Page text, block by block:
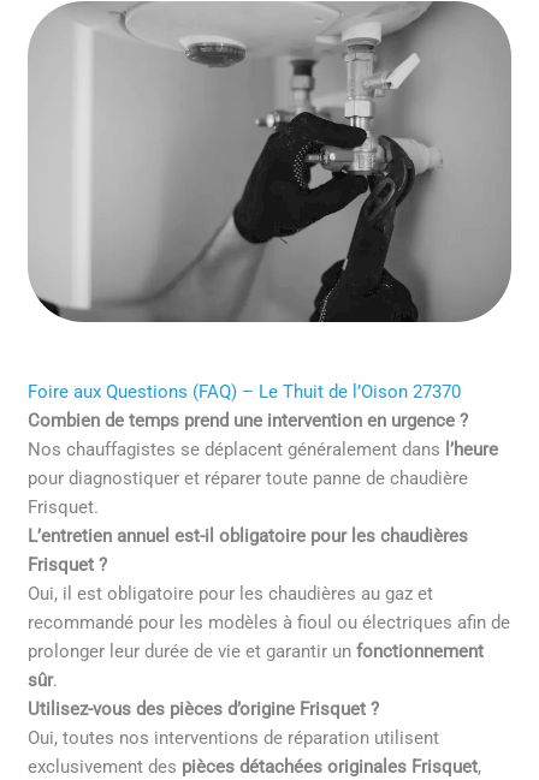
Foire aux Questions (FAQ) – Le Thuit de l’Oison 27370
Combien de temps prend une intervention en urgence ?
Nos chauffagistes se déplacent généralement dans l’heure
pour diagnostiquer et réparer toute panne de chaudière
Frisquet.
L’entretien annuel est-il obligatoire pour les chaudières
Frisquet ?
Oui, il est obligatoire pour les chaudières au gaz et
recommandé pour les modèles à fioul ou électriques afin de
prolonger leur durée de vie et garantir unfonctionnement
sûr.
Utilisez-vous des pièces d’origine Frisquet ?
Oui, toutes nos interventions de réparation utilisent
exclusivement des pièces détachées originales Frisquet,